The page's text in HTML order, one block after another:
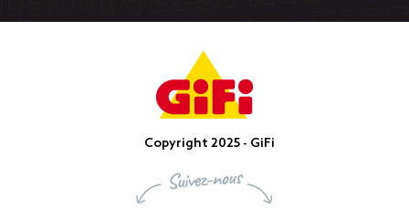
Copyright 2025 - GiFi